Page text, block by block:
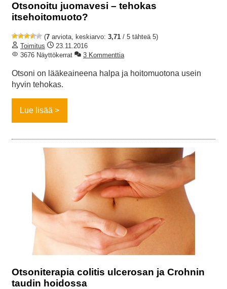
Otsonoitu juomavesi – tehokas
itsehoitomuoto?
(7 arviota, keskiarvo: 3,71 / 5 tähteä 5)
Toimitus
23.11.2016
3676 Näyttökerrat
3 Kommenttia
Otsoni on lääkeaineena halpa ja hoitomuotona usein
hyvin tehokas.
Lue lisää
Otsoniterapia colitis ulcerosan ja Crohnin
taudin hoidossa